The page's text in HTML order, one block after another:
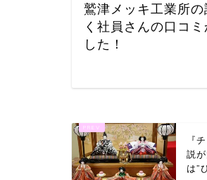
鷲津メッキ工業所
く社員さんの口コ
した！
『
説
は”